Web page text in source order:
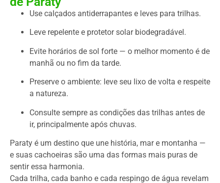
Use calçados antiderrapantes e leves para trilhas.
Leve repelente e protetor solar biodegradável.
Evite horários de sol forte — o melhor momento é de
manhã ou no fim da tarde.
Preserve o ambiente: leve seu lixo de volta e respeite
a natureza.
Consulte sempre as condições das trilhas antes de
ir, principalmente após chuvas.
Paraty é um destino que une história, mar e montanha —
e suas cachoeiras são uma das formas mais puras de
sentir essa harmonia.
Cada trilha, cada banho e cada respingo de água revelam